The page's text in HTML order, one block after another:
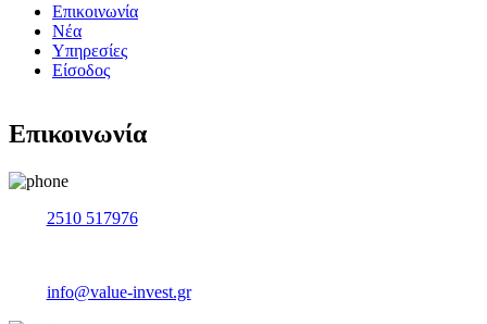
Επικοινωνία
Νέα
Υπηρεσίες
Είσοδος
Επικοινωνία
2510 517976
info@value-invest.gr